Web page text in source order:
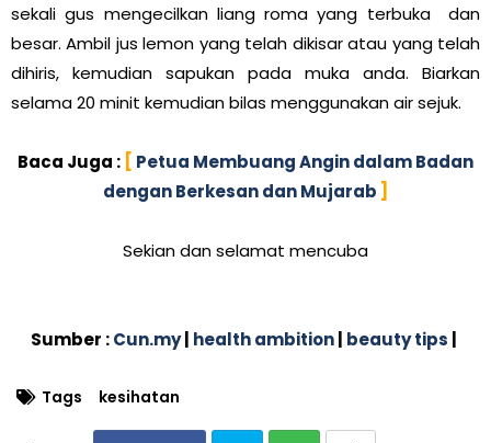
sekali gus mengecilkan liang roma yang terbuka dan
besar. Ambil jus lemon yang telah dikisar atau yang telah
dihiris, kemudian sapukan pada muka anda. Biarkan
selama 20 minit kemudian bilas menggunakan air sejuk.
Baca Juga : [ Petua Membuang Angin dalam Badan
dengan Berkesan dan Mujarab ]
Sekian dan selamat mencuba
Sumber :Cun.my| health ambition beauty tips
Tags kesihatan